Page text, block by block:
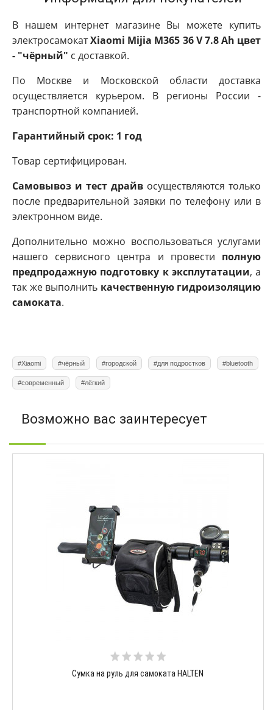
В нашем интернет магазине Вы можете купить
электросамокатXiaomi Mijia M365 36 V 7.8 Ah цвет
- "чёрный" с доставкой.
По Москве и Московской области доставка
осуществляется курьером. В регионы России -
транспортной компанией.
Гарантийный срок: 1 год
Товар сертифицирован.
Самовывоз и тест драйв осуществляются только
после предварительной заявки по телефону или в
электронном виде.
Дополнительно можно воспользоваться услугами
нашего сервисного центра и провести полную
предпродажную подготовку к эксплутатации, а
так же выполнить качественную гидроизоляцию
самоката.
#Xiaomi #чёрный #городской #для подростков #bluetooth
#современный #лёгкий
Возможно вас заинтересует
Сумка на руль для самоката HALTEN